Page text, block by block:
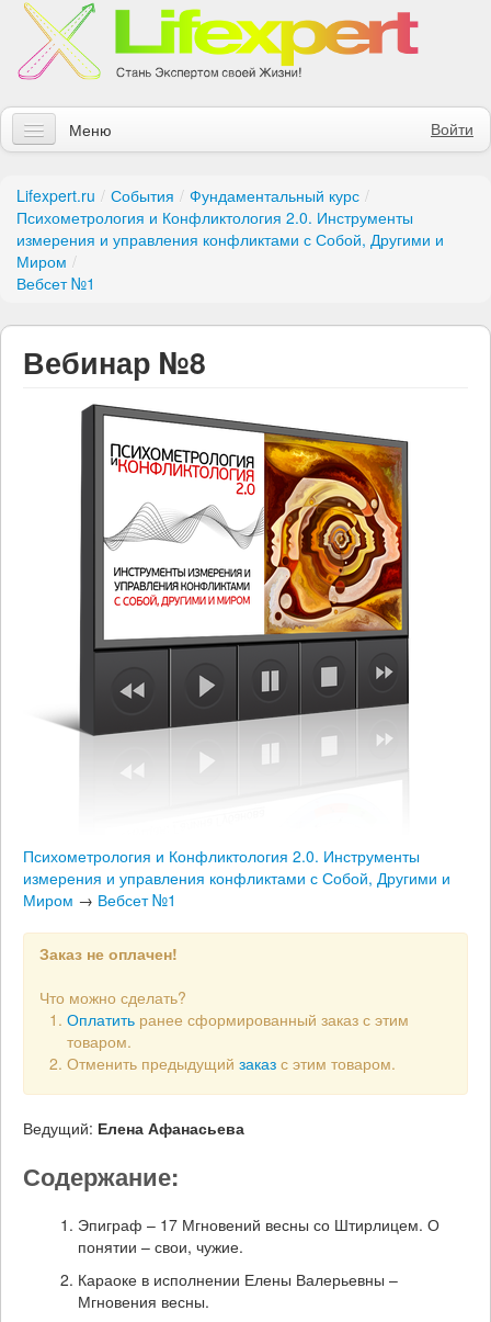
Войти
Меню
Инструменты
Обучение
Правила получения заказов
Магазин
Искать
Lifexpert.ru / События / Фундаментальный курс /
Психометрология и Конфликтология 2.0. Инструменты
измерения и управления конфликтами с Собой, Другими и
Миром /
Вебсет №1
Вебинар №8
Психометрология и Конфликтология 2.0. Инструменты
измерения и управления конфликтами с Собой, Другими и
Миром → Вебсет №1
Заказ не оплачен!
Что можно сделать?
Оплатить ранее сформированный заказ с этим
товаром.
Отменить предыдущий заказ с этим товаром.
Ведущий: Елена Афанасьева
Содержание:
Эпиграф – 17 Мгновений весны со Штирлицем. О
понятии – свои, чужие.
Караоке в исполнении Елены Валерьевны –
Мгновения весны.